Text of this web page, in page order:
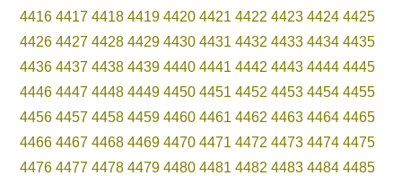
4416 4417 4418 4419 4420 4421 4422 4423 4424 4425
4426 4427 4428 4429 4430 4431 4432 4433 4434 4435
4436 4437 4438 4439 4440 4441 4442 4443 4444 4445
4446 4447 4448 4449 4450 4451 4452 4453 4454 4455
4456 4457 4458 4459 4460 4461 4462 4463 4464 4465
4466 4467 4468 4469 4470 4471 4472 4473 4474 4475
4476 4477 4478 4479 4480 4481 4482 4483 4484 4485